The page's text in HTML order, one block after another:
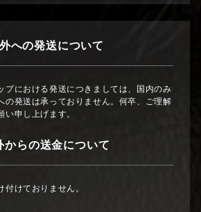
への発送について
プにおける発送につきましては、国内のみ
の発送は承っておりません。何卒、ご理解
申し上げます。
からの送金について
けておりません。